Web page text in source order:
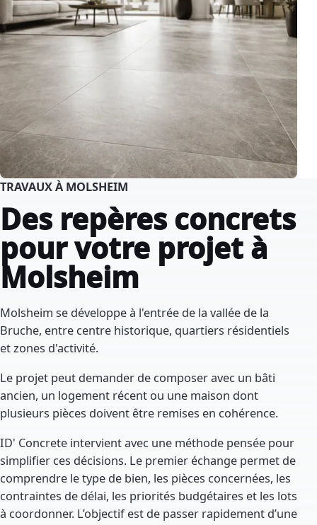
TRAVAUX À MOLSHEIM
Des repères concrets
pour votre projet à
Molsheim
Molsheim se développe à l'entrée de la vallée de la
Bruche, entre centre historique, quartiers résidentiels
et zones d'activité.
Le projet peut demander de composer avec un bâti
ancien, un logement récent ou une maison dont
plusieurs pièces doivent être remises en cohérence.
ID' Concrete intervient avec une méthode pensée pour
simplifier ces décisions. Le premier échange permet de
comprendre le type de bien, les pièces concernées, les
contraintes de délai, les priorités budgétaires et les lots
à coordonner. L’objectif est de passer rapidement d’une